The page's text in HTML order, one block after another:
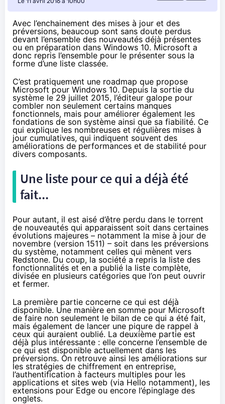
Avec l’enchainement des mises à jour et des
préversions, beaucoup sont sans doute perdus
devant l’ensemble des nouveautés déjà présentes
ou en préparation dans Windows 10. Microsoft a
donc repris l’ensemble pour le présenter sous la
forme d’une liste classée.
C’est pratiquement une roadmap que propose
Microsoft pour Windows 10. Depuis la sortie du
système le 29 juillet 2015, l’éditeur galope pour
combler non seulement certains manques
fonctionnels, mais pour améliorer également les
fondations de son système ainsi que sa fiabilité. Ce
qui explique les nombreuses et régulières mises à
jour cumulatives, qui indiquent souvent des
améliorations de performances et de stabilité pour
divers composants.
Une liste pour ce qui a déjà été
fait...
Pour autant, il est aisé d’être perdu dans le torrent
de nouveautés qui apparaissent soit dans certaines
évolutions majeures – notamment la mise à jour de
novembre (version 1511) – soit dans les préversions
du système, notamment celles qui mènent vers
Redstone. Du coup, la société a repris la liste des
fonctionnalités eten a publié la liste complète,
divisée en plusieurs catégories que l’on peut ouvrir
et fermer.
La première partie concerne ce qui est déjà
disponible. Une manière en somme pour Microsoft
de faire non seulement le bilan de ce qui a été fait,
mais également de lancer une piqure de rappel à
ceux qui auraient oublié. La deuxième partie est
déjà plus intéressante : elle concerne l’ensemble de
ce qui est disponible actuellement dans les
préversions. On retrouve ainsi les améliorations sur
les stratégies de chiffrement en entreprise,
l’authentification à facteurs multiples pour les
applications et sites web (via Hello notamment), les
extensions pour Edge ou encore l’épinglage des
onglets.